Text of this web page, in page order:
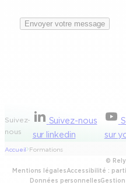
Envoyer votre message
Suivez-
nous
Suivez-nous
sur linkedin
sur
Accueil Formations
©
Mentions légalesAccessibilité :
Données personnelles